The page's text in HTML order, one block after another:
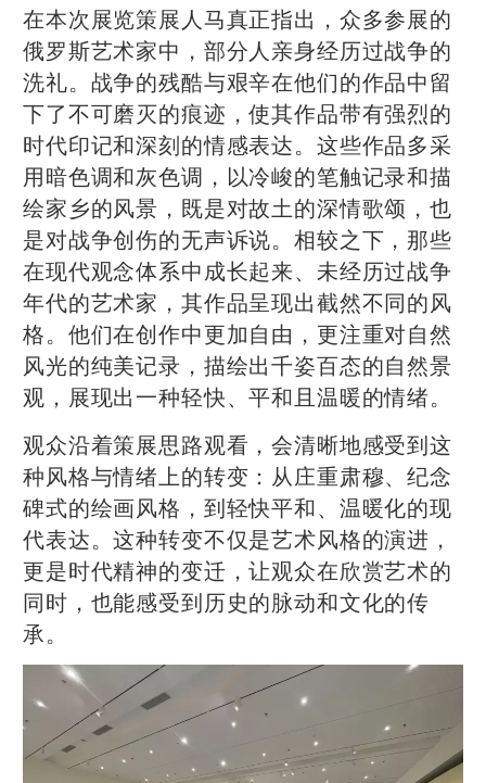
在本次展览策展人马真正指出，众多参展的
俄罗斯艺术家中，部分人亲身经历过战争的
洗礼。战争的残酷与艰辛在他们的作品中留
下了不可磨灭的痕迹，使其作品带有强烈的
时代印记和深刻的情感表达。这些作品多采
用暗色调和灰色调，以冷峻的笔触记录和描
绘家乡的风景，既是对故土的深情歌颂，也
是对战争创伤的无声诉说。相较之下，那些
在现代观念体系中成长起来、未经历过战争
年代的艺术家，其作品呈现出截然不同的风
格。他们在创作中更加自由，更注重对自然
风光的纯美记录，描绘出千姿百态的自然景
观，展现出一种轻快、平和且温暖的情绪。
观众沿着策展思路观看，会清晰地感受到这
种风格与情绪上的转变：从庄重肃穆、纪念
碑式的绘画风格，到轻快平和、温暖化的现
代表达。这种转变不仅是艺术风格的演进，
更是时代精神的变迁，让观众在欣赏艺术的
同时，也能感受到历史的脉动和文化的传
承。